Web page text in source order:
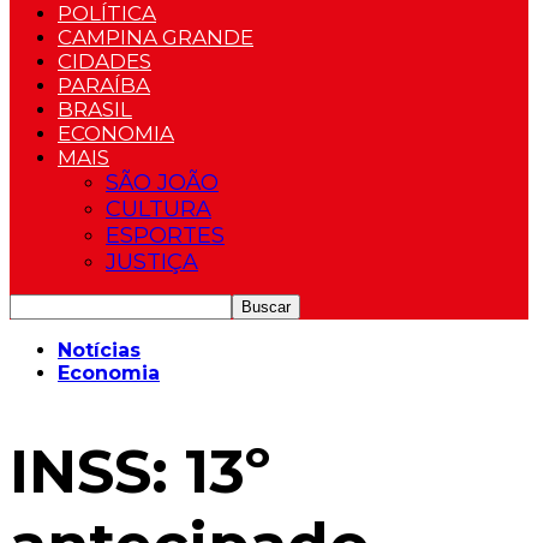
POLÍTICA
CAMPINA GRANDE
CIDADES
PARAÍBA
BRASIL
ECONOMIA
MAIS
SÃO JOÃO
CULTURA
ESPORTES
JUSTIÇA
Notícias
Economia
INSS: 13º